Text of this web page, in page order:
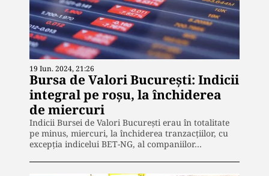
19 Iun. 2024, 21:26
Bursa de Valori București: Indicii
integral pe roșu, la închiderea
de miercuri
Indicii Bursei de Valori București erau în totalitate
pe minus, miercuri, la închiderea tranzacțiilor, cu
excepția indicelui BET-NG, al companiilor…